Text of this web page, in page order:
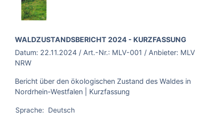
BROSCHÜRE:
WALDZUSTANDSBERICHT 2024 - KURZFASSUNG
Datum: 22.11.2024 / Art.-Nr.: MLV-001 / Anbieter: MLV
NRW
Bericht über den ökologischen Zustand des Waldes in
Nordrhein-Westfalen | Kurzfassung
Sprache: Deutsch